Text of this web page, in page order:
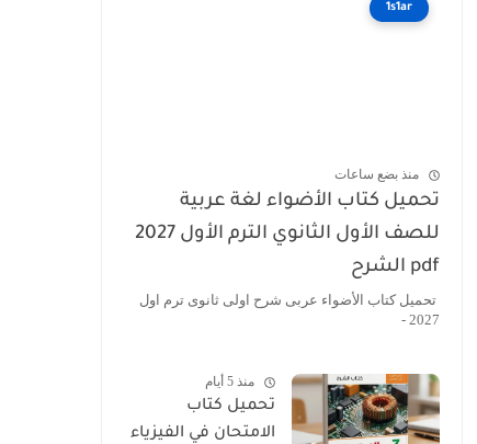
1s1ar
منذ بضع ساعات
تحميل كتاب الأضواء لغة عربية
للصف الأول الثانوي الترم الأول 2027
pdf الشرح
تحميل كتاب الأضواء عربى شرح اولى ثانوى ترم اول
2027 -
منذ 5 أيام
تحميل كتاب
الامتحان في الفيزياء